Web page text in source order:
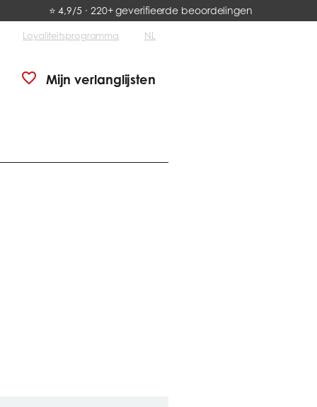
⭐ 4,9/5 · 220+ geverifieerde beoordelingen
Loyaliteitsprogramma NL
Mijn verlanglijsten